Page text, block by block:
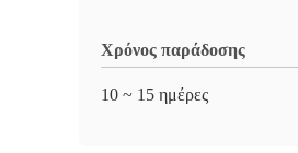
Χρόνος παράδοσης
10 ~ 15 ημέρες